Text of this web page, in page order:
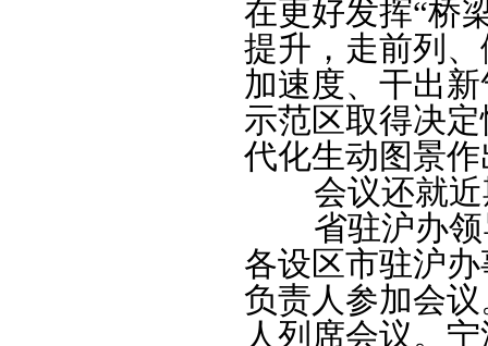
在更好发挥“桥
提升，走前列
加速度、干出
示范区取得决
代化生动图景
会议还就近
省驻沪办领
各设区市驻沪
负责人参加会
人列席会议。